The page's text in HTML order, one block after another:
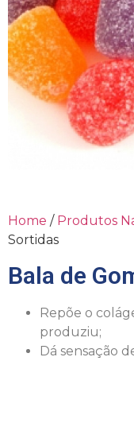
Home / Produtos
Sortidas
Bala de
Repõe o
produziu;
Dá sensação